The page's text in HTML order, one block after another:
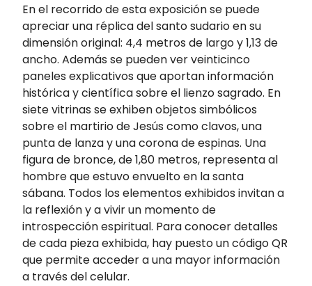
En el recorrido de esta exposición se puede
apreciar una réplica del santo sudario en su
dimensión original: 4,4 metros de largo y 1,13 de
ancho. Además se pueden ver veinticinco
paneles explicativos que aportan información
histórica y científica sobre el lienzo sagrado. En
siete vitrinas se exhiben objetos simbólicos
sobre el martirio de Jesús como clavos, una
punta de lanza y una corona de espinas. Una
figura de bronce, de 1,80 metros, representa al
hombre que estuvo envuelto en la santa
sábana. Todos los elementos exhibidos invitan a
la reflexión y a vivir un momento de
introspección espiritual. Para conocer detalles
de cada pieza exhibida, hay puesto un código QR
que permite acceder a una mayor información
a través del celular.